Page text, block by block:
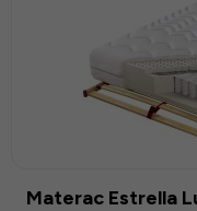
Materac Estrella